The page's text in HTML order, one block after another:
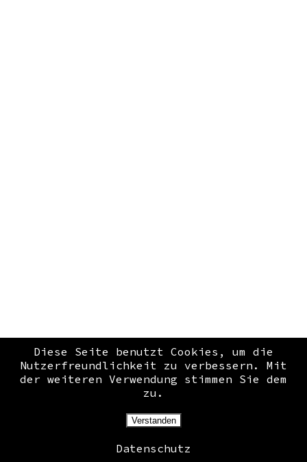
Heiniverse
Ausstellung 24-26.Juni
Bismarckstraße 88
Diese Seite benutzt Cookies, um die
Nutzerfreundlichkeit zu verbessern. Mit
der weiteren Verwendung stimmen Sie dem
zu.
Verstanden
Datenschutz